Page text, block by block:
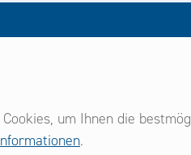
um Ihnen die
.